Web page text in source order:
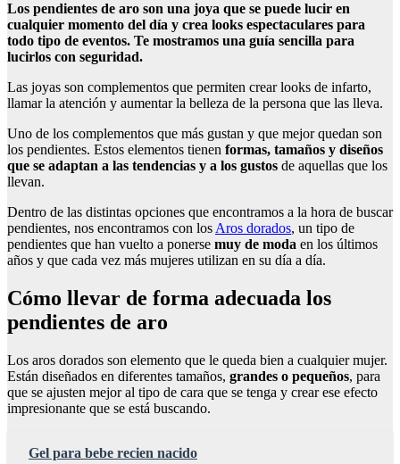
Los pendientes de aro son una joya que se puede lucir en
cualquier momento del día y crea looks espectaculares para
todo tipo de eventos. Te mostramos una guía sencilla para
lucirlos con seguridad.
Las joyas son complementos que permiten crear looks de infarto,
llamar la atención y aumentar la belleza de la persona que las lleva.
Uno de los complementos que más gustan y que mejor quedan son
los pendientes. Estos elementos tienen formas, tamaños y diseños
que se adaptan a las tendencias y a los gustos de aquellas que los
llevan.
Dentro de las distintas opciones que encontramos a la hora de buscar
pendientes, nos encontramos con losAros dorados, un tipo de
pendientes que han vuelto a ponerse muy de moda en los últimos
años y que cada vez más mujeres utilizan en su día a día.
Cómo llevar de forma adecuada los
pendientes de aro
Los aros dorados son elemento que le queda bien a cualquier mujer.
Están diseñados en diferentes tamaños, grandes o pequeños, para
que se ajusten mejor al tipo de cara que se tenga y crear ese efecto
impresionante que se está buscando.
Gel para bebe recien nacido